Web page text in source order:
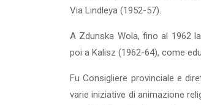
Via Lindleya (1952-57).
A Zdunska Wola, fino al 1962
poi a Kalisz (1962-64), come
Fu Consigliere provinciale e
varie iniziative di animazione